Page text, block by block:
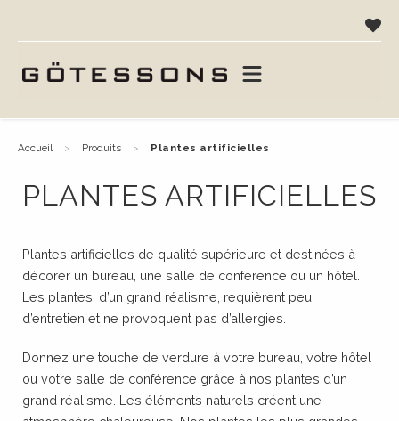
accueil produits plantes artificielles
PLANTES ARTIFICIELLES
Plantes artificielles de qualité supérieure et destinées à
décorer un bureau, une salle de conférence ou un hôtel.
Les plantes, d’un grand réalisme, requièrent peu
d’entretien et ne provoquent pas d’allergies.
Donnez une touche de verdure à votre bureau, votre hôtel
ou votre salle de conférence grâce à nos plantes d’un
grand réalisme. Les éléments naturels créent une